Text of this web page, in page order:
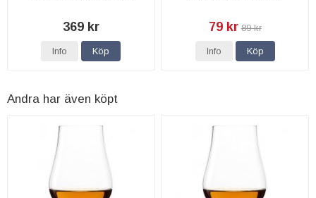
369 kr
Info Köp
79 kr 89 kr
Info Köp
Andra har även köpt